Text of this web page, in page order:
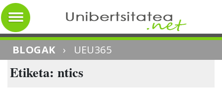
BLOGAK › UEU365
Etiketa: ntics